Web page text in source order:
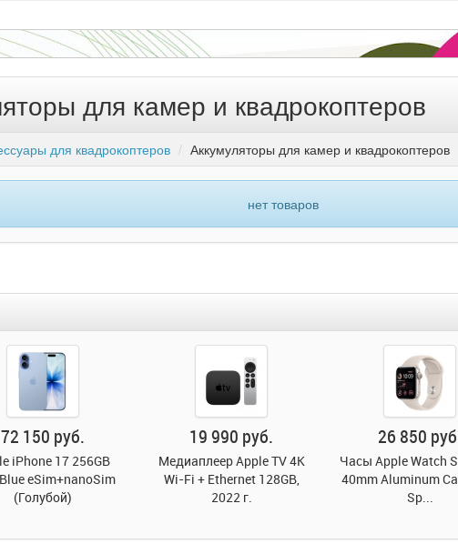
для камер и квадрокоптеров
для квадрокоптеров Аккумуляторы для камер и квадрокоптеров
нет товаров
руб.
17 256GB
19 990 руб.
Медиаплеер Apple TV 4K
Wi-Fi + Ethernet 128GB,
26 850 руб.
Часы Apple Watch SE2 GPS
40mm Aluminum Case with